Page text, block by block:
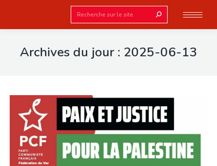
Search:
Archives du jour : 2025-06-13